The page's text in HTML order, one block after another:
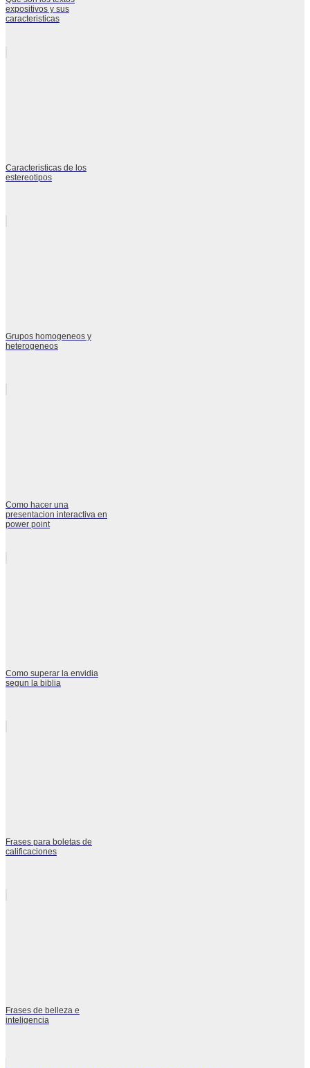
expositivos y sus
caracteristicas
Caracteristicas de los
estereotipos
Grupos homogeneos y
heterogeneos
Como hacer una
presentacion interactiva en
power point
Como superar la envidia
segun la biblia
Frases para boletas de
calificaciones
Frases de belleza e
inteligencia